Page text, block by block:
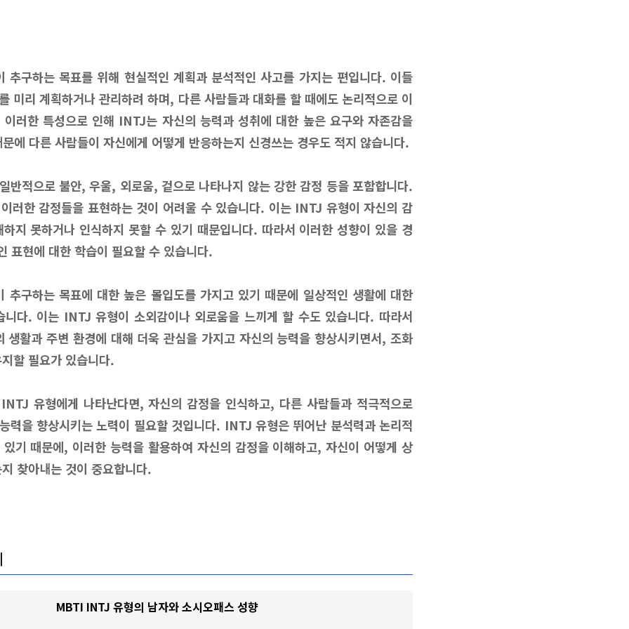
추구하는 목표를 위해 현실적인 계획과 분석적인 사고를 가지는 편입니다. 이들
미리 계획하거나 관리하려 하며, 다른 사람들과 대화를 할 때에도 논리적으로 이
러한 특성으로 인해 INTJ는 자신의 능력과 성취에 대한 높은 요구와 자존감을
에 다른 사람들이 자신에게 어떻게 반응하는지 신경쓰는 경우도 적지 않습니다.
반적으로 불안, 우울, 외로움, 겉으로 나타나지 않는 강한 감정 등을 포함합니다.
러한 감정들을 표현하는 것이 어려울 수 있습니다. 이는 INTJ 유형이 자신의 감
지 못하거나 인식하지 못할 수 있기 때문입니다. 따라서 이러한 성향이 있을 경
표현에 대한 학습이 필요할 수 있습니다.
추구하는 목표에 대한 높은 몰입도를 가지고 있기 때문에 일상적인 생활에 대한
니다. 이는 INTJ 유형이 소외감이나 외로움을 느끼게 할 수도 있습니다. 따라서
생활과 주변 환경에 대해 더욱 관심을 가지고 자신의 능력을 향상시키면서, 조화
할 필요가 있습니다.
유형에게 나타난다면, 자신의 감정을 인식하고, 다른 사람들과 적극적으로
력을 향상시키는 노력이 필요할 것입니다. INTJ 유형은 뛰어난 분석력과 논리적
기 때문에, 이러한 능력을 활용하여 자신의 감정을 이해하고, 자신이 어떻게 상
찾아내는 것이 중요합니다.
MBTI INTJ 유형의 남자와 소시오패스 성향